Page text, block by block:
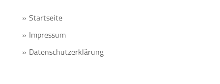
Startseite
Impressum
Datenschutzerklärung